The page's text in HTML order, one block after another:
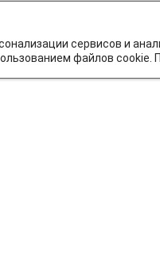
сервисов и
файлов cookie.